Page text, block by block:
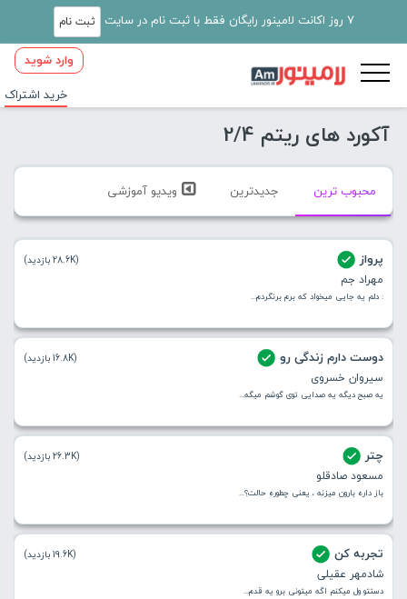
7 روز اکانت لامینور رایگان فقط با ثبت نام در سایت ثبت نام
وارد شوید
خرید اشتراک
آکورد های ریتم 2/4
محبوب ترین جدیدترین ویدیو آموزشی
پرواز
مهراد جم
: دلم یه جایی میخواد که برم برنگردم...
(28.6K بازدید)
دوست دارم زندگی رو
سیروان خسروی
یه صبح دیگه یه صدایی توی گوشم میگه...
(16.8K بازدید)
چتر
مسعود صادقلو
باز داره بارون میزنه ، یعنی چطوره حالت؟...
(26.3K بازدید)
تجربه کن
شادمهر عقیلی
دستتو ول میکنم اگه میتونی برو یه قدم...
(19.6K بازدید)